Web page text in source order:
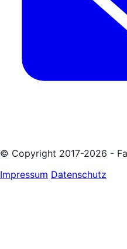
© Copyright 2017-2026 -
Impressum Datenschutz